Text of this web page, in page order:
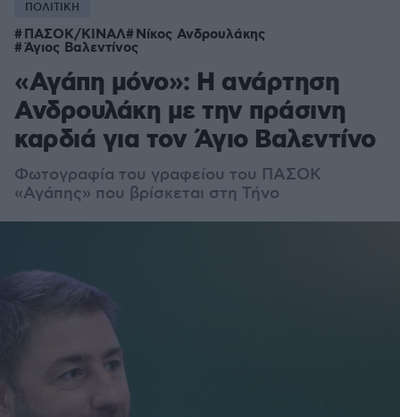
ΠΟΛΙΤΙΚΗ
ΠΑΣΟΚ/ΚΙΝΑΛ Νίκος Ανδρουλάκης
Άγιος Βαλεντίνος
«Αγάπη μόνο»: Η ανάρτηση
Ανδρουλάκη με την πράσινη
καρδιά για τον Άγιο Βαλεντίνο
Φωτογραφία του γραφείου του ΠΑΣΟΚ
«Αγάπης» που βρίσκεται στη Τήνο